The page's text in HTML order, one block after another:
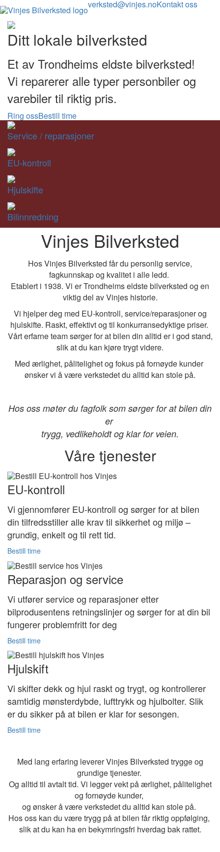
verksted@vinjes.noKontakt oss
Ditt lokale bilverksted
Et av Trondheims eldste bilverksted!
Vi reparerer alle typer personbiler og
varebiler til riktig pris.
Ring ossBestill time
Service / reparasjoner
EU-kontroll
Hjulskifte
Bilinnredning
Vinjes Bilverksted
Hos Vinjes Bilverksted får du personlig service,
fagkunnskap og kvalitet i alle ledd.
Etablert i 1938. Vi er Trondheims eldste bilverksted og en
viktig del av Vinjes historie.
Vi hjelper deg med EU-kontroll, service/reparasjoner og
hjulskifte. Raskt, effektivt og til konkurransedyktige priser.
Vårt erfarne team sørger for at bilen din alltid er i god stand,
slik at du kan kjøre trygt videre.
Med ærlighet, pålitelighet og fokus på fornøyde kunder
ønsker vi å være verkstedet du alltid kan stole på.
Hos oss møter du fagfolk som sørger for at bilen din
er
trygg, vedlikeholdt og klar for veien.
Våre tjenester
EU-kontroll
Vi gjennomfører EU-kontroll og sørger for at bilen
din tilfredsstiller alle krav til sikkerhet og miljø –
grundig, enkelt og til rett tid.
Bestill time
Reparasjon og service
Vi utfører service og reparasjoner etter
bilprodusentens retningslinjer og sørger for at din bil
fungerer problemfritt for deg
Bestill time
Hjulskift
Vi skifter dekk og hjul raskt og trygt, og kontrollerer
samtidig mønsterdybde, lufttrykk og hjulbolter. Slik
er du sikker på at bilen er klar for sesongen.
Bestill time
Med lang erfaring leverer Vinjes Bilverksted trygge og
grundige tjenester.
Og alltid til avtalt tid. Vi legger vekt på ærlighet, pålitelighet
og fornøyde kunder,
og ønsker å være verkstedet du alltid kan stole på.
Hos oss kan du være trygg på at bilen får riktig oppfølging,
slik at du kan ha en bekymringsfri hverdag bak rattet.